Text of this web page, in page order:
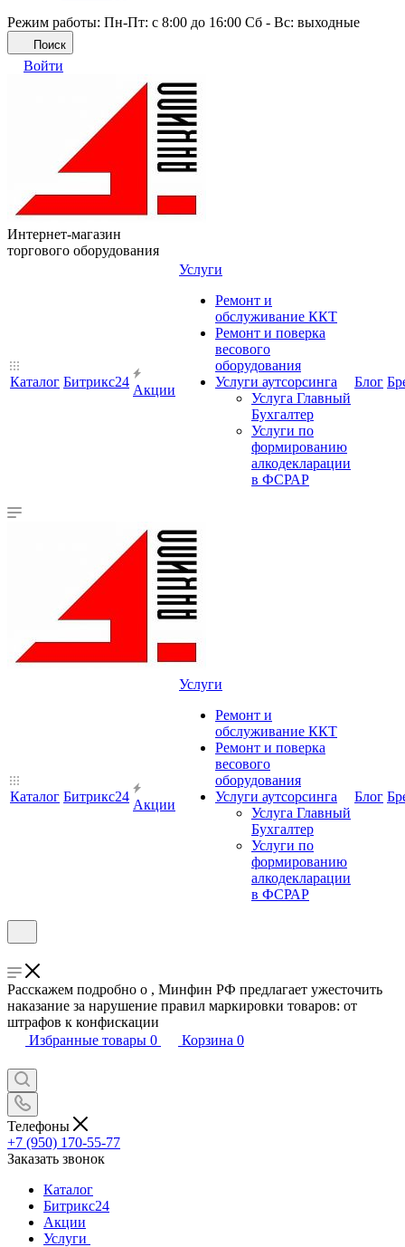
Режим работы: Пн-Пт: с 8:00 до 16:00 Сб - Вс: выходные
Поиск
Войти
Интернет-магазин
торгового оборудования
Каталог Битрикс24
Акции
Услуги
Ремонт и
обслуживание ККТ
Ремонт и поверка
весового
оборудования
Услуги аутсорсинга
Услуга Главный
Бухгалтер
Услуги по
формированию
алкодекларации
в ФСРАР
Блог
Каталог Битрикс24
Акции
Услуги
Ремонт и
обслуживание ККТ
Ремонт и поверка
весового
оборудования
Услуги аутсорсинга
Услуга Главный
Бухгалтер
Услуги по
формированию
алкодекларации
в ФСРАР
Блог
Расскажем подробно о , Минфин РФ предлагает ужесточить
наказание за нарушение правил маркировки товаров: от
штрафов к конфискации
Избранные товары 0 Корзина 0
Телефоны
+7 (950) 170-55-77
Заказать звонок
Каталог
Битрикс24
Акции
Услуги